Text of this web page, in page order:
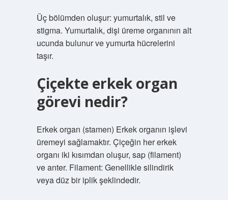
Üç bölümden oluşur: yumurtalık, stil ve
stigma. Yumurtalık, dişi üreme organının alt
ucunda bulunur ve yumurta hücrelerini
taşır.
Çiçekte erkek organ
görevi nedir?
Erkek organ (stamen) Erkek organın işlevi
üremeyi sağlamaktır. Çiçeğin her erkek
organı iki kısımdan oluşur, sap (filament)
ve anter. Filament: Genellikle silindirik
veya düz bir iplik şeklindedir.